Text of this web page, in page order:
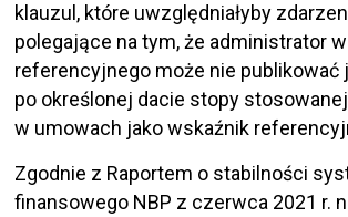
klauzul, które uwzględniałyby
polegające na tym, że administrator
referencyjnego może nie publikować
po określonej dacie stopy stosowanej
w umowach jako wskaźnik
Zgodnie z Raportem o stabilności
finansowego NBP z czerwca 2021 r.